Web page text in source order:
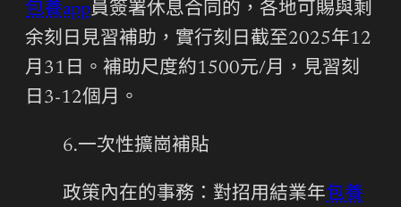
包養app員簽署休息合同的，各地可賜與剩
余刻日見習補助，實行刻日截至2025年12
月31日。補助尺度約1500元/月，見習刻
日3-12個月。
6.一次性擴崗補貼
政策內在的事務：對招用結業年包養